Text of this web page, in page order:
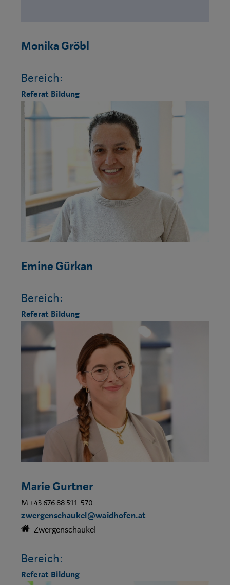
Monika Gröbl
Bereich:
Referat Bildung
Emine Gürkan
Bereich:
Referat Bildung
Marie Gurtner
M +43 676 88 511-570
zwergenschaukel@waidhofen.at
Zwergenschaukel
Bereich:
Referat Bildung